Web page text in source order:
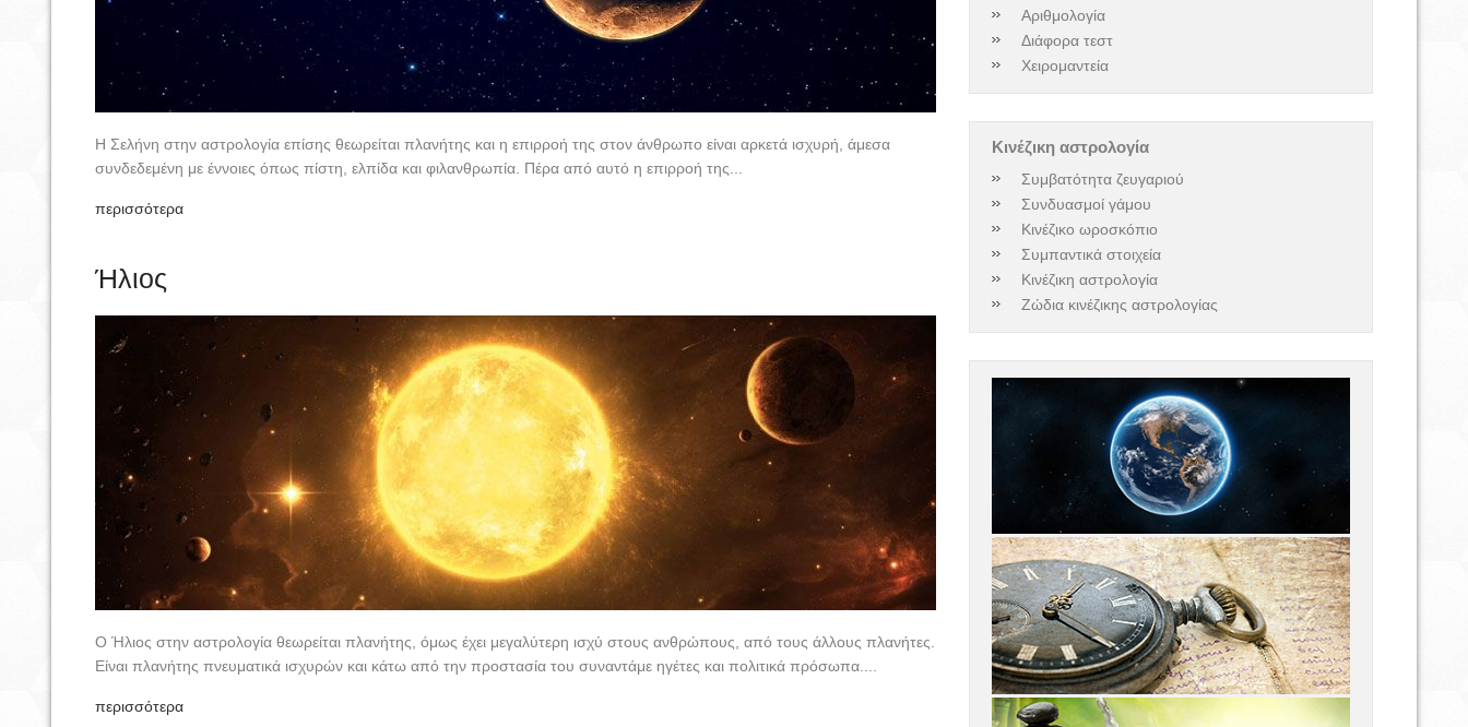
Η Σελήνη στην αστρολογία επίσης θεωρείται πλανήτης και η επιρροή της στον άνθρωπο είναι αρκετά ισχυρή, άμεσα
συνδεδεμένη με έννοιες όπως πίστη, ελπίδα και φιλανθρωπία. Πέρα από αυτό η επιρροή της...
περισσότερα
Ήλιος
Ο Ήλιος στην αστρολογία θεωρείται πλανήτης, όμως έχει μεγαλύτερη ισχύ στους ανθρώπους, από τους άλλους πλανήτες.
Είναι πλανήτης πνευματικά ισχυρών και κάτω από την προστασία του συναντάμε ηγέτες και πολιτικά πρόσωπα....
περισσότερα
Αριθμολογία
Διάφορα τεστ
Χειρομαντεία
Κινέζικη αστρολογία
Συμβατότητα ζευγαριού
Συνδυασμοί γάμου
Κινέζικο ωροσκόπιο
Συμπαντικά στοιχεία
Κινέζικη αστρολογία
Ζώδια κινέζικης αστρολογίας